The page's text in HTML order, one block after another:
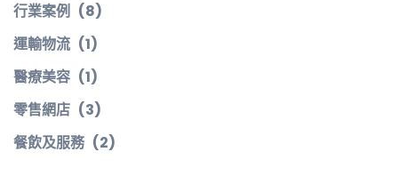
行業案例 (8)
運輸物流 (1)
醫療美容 (1)
零售網店 (3)
餐飲及服務 (2)